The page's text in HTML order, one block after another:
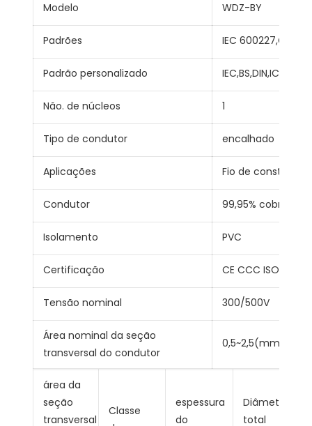
Modelo WDZ-BY
Padrões IEC 600227,GB/
Padrão personalizado IEC,BS,DIN,ICEA
Não. de núcleos 1
Tipo de condutor encalhado
Aplicações Fio de
Condutor 99,95% cobre
Isolamento PVC
Certificação CE CCC ISO9001
Tensão nominal 300/500V
Área nominal da seção
transversal do condutor
0,5~2,5(mm²)
área da
seção
transversal
Classe
espessura
do
Diâmetro
total